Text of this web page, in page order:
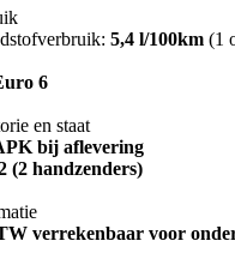
5,4 l/100km (1
6
en staat
bij aflevering
(2 handzenders)
verrekenbaar voor